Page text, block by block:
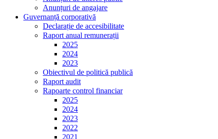
Anunțuri de angajare
Guvernanță corporativă
Declarație de accesibilitate
Raport anual remunerații
2025
2024
2023
Obiectivul de politică publică
Raport audit
Rapoarte control financiar
2025
2024
2023
2022
2021